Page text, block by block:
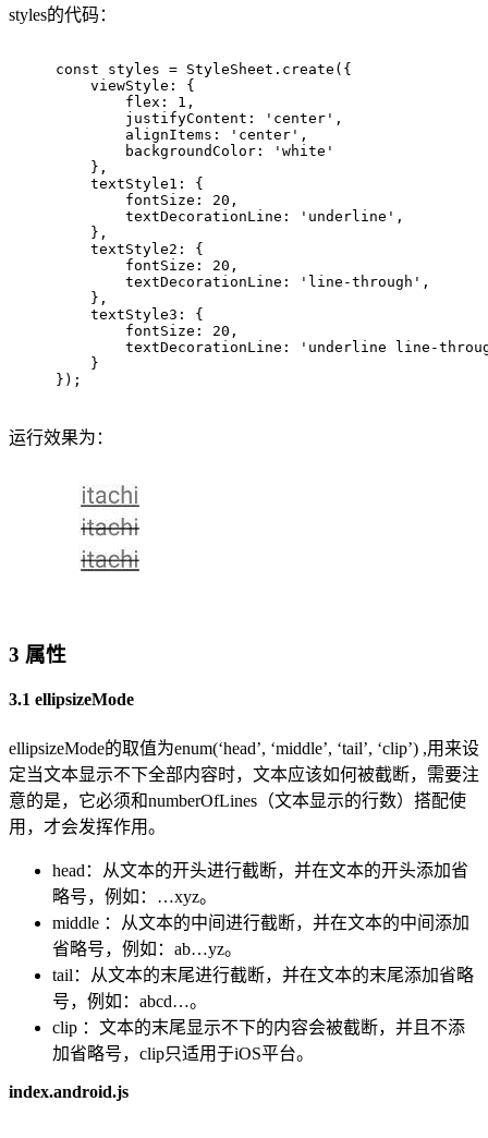
styles的代码：
const styles = StyleSheet.create({
    viewStyle: {
        flex:
1 ,
        justifyContent:
'center' ,
        alignItems:
'center' ,
        backgroundColor:
'white'
    },
    textStyle1: {
        fontSize:
20 ,
        textDecorationLine:
'underline' ,
    },
    textStyle2: {
        fontSize:
20 ,
        textDecorationLine:
'line-through' ,
    },
    textStyle3: {
        fontSize:
20 ,
        textDecorationLine:
'underline line-
    }
});
运行效果为：
3 属性
3.1 ellipsizeMode
ellipsizeMode的取值为enum(‘head’, ‘middle’, ‘tail’, ‘clip’) ,用来设
定当文本显示不下全部内容时，文本应该如何被截断，需要注
意的是，它必须和numberOfLines（文本显示的行数）搭配使
用，才会发挥作用。
head：从文本的开头进行截断，并在文本的开头添加省
略号，例如：…xyz。
middle ：从文本的中间进行截断，并在文本的中间添加
省略号，例如：ab…yz。
tail：从文本的末尾进行截断，并在文本的末尾添加省略
号，例如：abcd…。
clip ：文本的末尾显示不下的内容会被截断，并且不添
加省略号，clip只适用于iOS平台。
index.android.js